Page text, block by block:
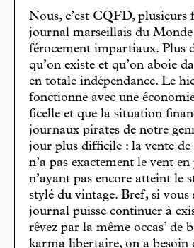
Nous, c’est CQFD, plusieurs
journal marseillais du Monde
férocement impartiaux. Plus
qu’on existe et qu’on aboie
en totale indépendance. Le
fonctionne avec une
ficelle et que la situation
journaux pirates de notre
jour plus difficile : la vente
n’a pas exactement le vent
n’ayant pas encore atteint le
stylé du vintage. Bref, si vous
journal puisse continuer à
rêvez par la même occas’ de
karma libertaire, on a besoin